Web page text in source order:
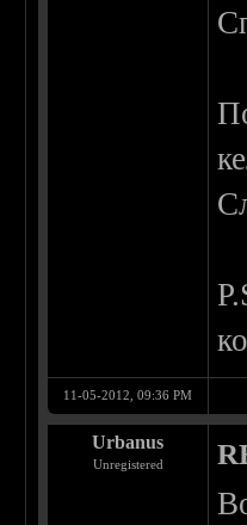
11-05-2012, 09:36 PM
Urbanus
Unregistered